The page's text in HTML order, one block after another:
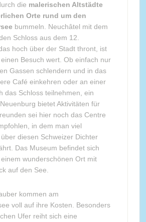
die malerischen Altstädte
Orte rund um den
bummeln. Neuchâtel mit dem
Schloss aus dem 12.
hoch über der Stadt thront, ist
Besuch wert. Ob einfach nur
Gassen schlendern und in das
Café einkehren oder an einer
das Schloss teilnehmen, ein
bietet Aktivitäten für
sei hier noch das Centre
in dem man viel
diesen Schweizer Dichter
Das Museum befindet sich
wunderschönen Ort mit
auf den See.
kommen am
voll auf ihre Kosten. Besonders
Ufer reiht sich eine